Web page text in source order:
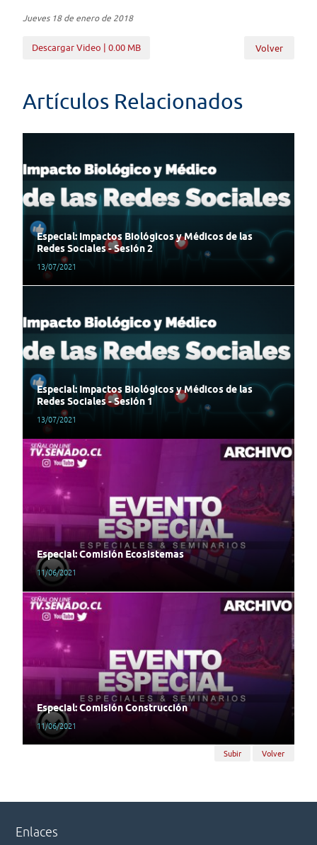
Jueves 18 de enero de 2018
Descargar Video | 0.00 MB Volver
Artículos Relacionados
Especial: Impactos Biológicos y Médicos de las
Redes Sociales - Sesión 2
13/07/2021
Especial: Impactos Biológicos y Médicos de las
Redes Sociales - Sesión 1
13/07/2021
Especial: Comisión Ecosistemas
11/06/2021
Especial: Comisión Construcción
11/06/2021
Subir Volver
Enlaces